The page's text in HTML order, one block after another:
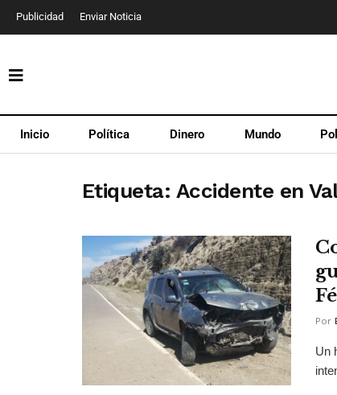
Publicidad Enviar Noticia
Inicio Política Dinero Mundo
Etiqueta: Accidente en
Por
Un